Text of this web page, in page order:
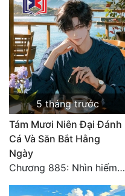
Cẩu Đạo Trường Sinh
Ngự Thú
Truyện Nam
Truyện Nữ
Vô Địch Lưu
Xây Dựng Thế Lực
Đam Mỹ
Đẹp
5 tháng trước
Tám Mươi Niên Đại Đánh
Cá Và Săn Bắt Hằng
Ngày
Chương 885: Nhìn hiếm lạ